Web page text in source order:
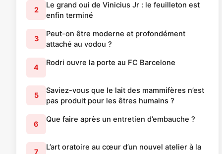
2
Le grand oui de Vinicius Jr : le feuilleton est
enfin terminé
3
Peut-on être moderne et profondément
attaché au vodou ?
4
Rodri ouvre la porte au FC Barcelone
5
Saviez-vous que le lait des mammifères n’est
pas produit pour les êtres humains ?
6
Que faire après un entretien d’embauche ?
7
L’art oratoire au cœur d’un nouvel atelier à la